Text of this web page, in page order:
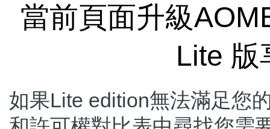
當前頁面升級
Lite 版
如果Lite edition無法滿足您